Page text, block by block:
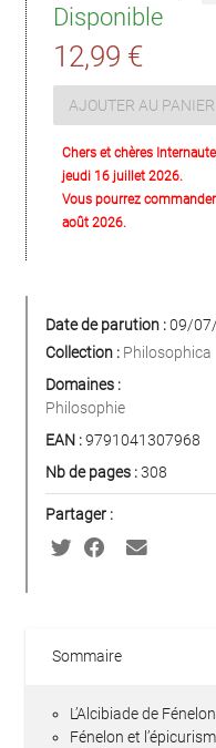
Disponible
12,99 €
AJOUTER AU PANIER
Chers et chères
jeudi 16 juillet 2026.
Vous pourrez
août 2026.
Date de parution :09/
Collection : Philosophica
Domaines :
Philosophie
EAN :9791041307968
Nb de pages :308
Partager :
Sommaire
L’Alcibiade de Fénelon
Fénelon et